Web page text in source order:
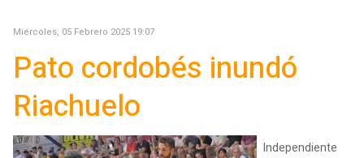
Miércoles, 05 Febrero 2025 19:07
Pato cordobés inundó
Riachuelo
Independiente